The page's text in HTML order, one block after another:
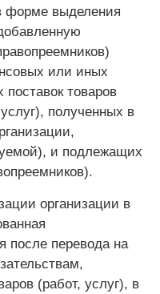
форме выделения
или иных
товаров
полученных в
и подлежащих
организации в
после перевода на
(работ, услуг), в